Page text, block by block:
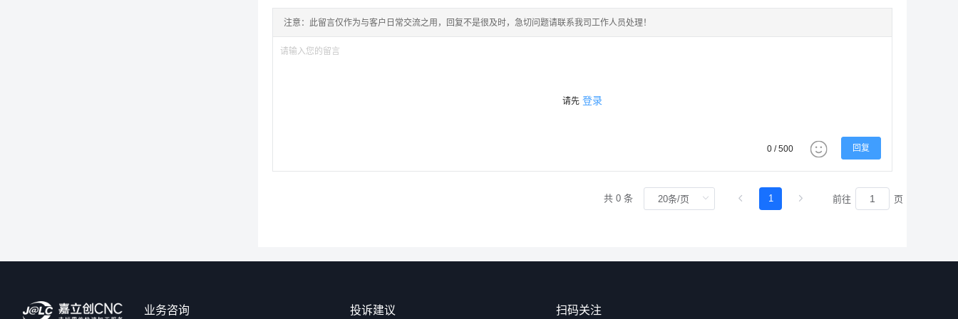
注意：此留言仅作为与客户日常交流之用，回复不是很及时，急切问题请联系我司工作人员处理！
0 / 500 回复
请先 登录
共 0 条 1 前往 页
业务咨询 投诉建议 扫码关注